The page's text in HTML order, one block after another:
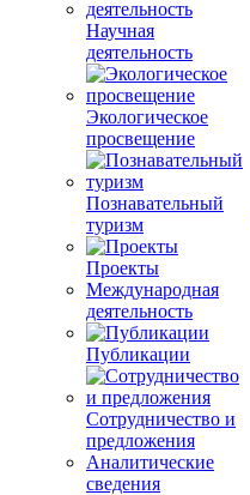
Научная
деятельность
Экологическое
просвещение
Познавательный
туризм
Проекты
Международная
деятельность
Публикации
Сотрудничество и
предложения
Аналитические
сведения